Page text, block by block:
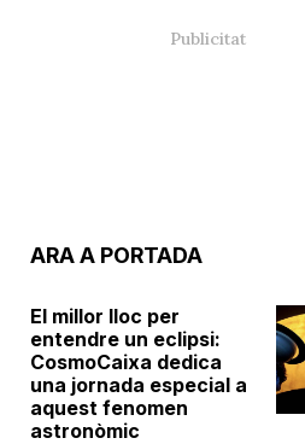
ARA A PORTADA
El millor lloc per
entendre un eclipsi:
CosmoCaixa dedica
una jornada especial a
aquest fenomen
astronòmic